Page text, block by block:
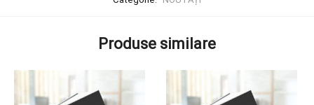
Produse similare